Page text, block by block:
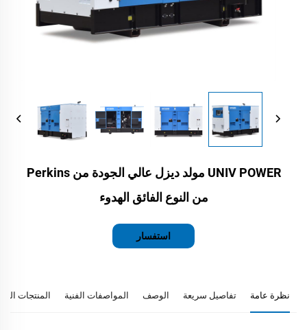
UNIV POWER مولد ديزل عالي الجودة من Perkins
من النوع الفائق الهدوء
استفسار
نظرة عامة تفاصيل سريعة الوصف المواصفات الفنية المنتجات